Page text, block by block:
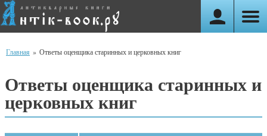
Главная » Ответы оценщика старинных и церковных книг
Ответы оценщика старинных и
церковных книг